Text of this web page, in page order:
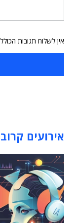
אין לשלוח תגובות
אירועים